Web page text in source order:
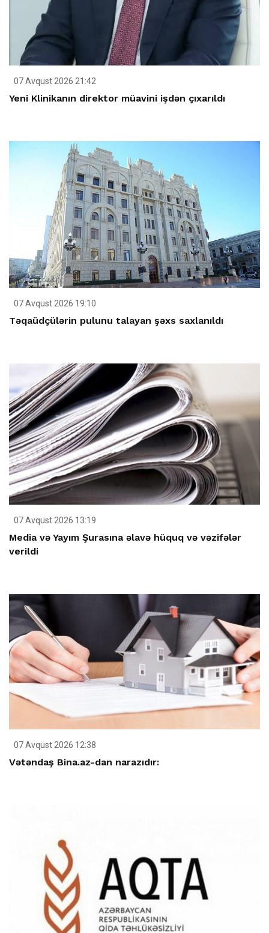
07 Avqust 2026 21:42
Yeni Klinikanın direktor müavini işdən çıxarıldı
07 Avqust 2026 19:10
Təqaüdçülərin pulunu talayan şəxs saxlanıldı
07 Avqust 2026 13:19
Media və Yayım Şurasına əlavə hüquq və vəzifələr
verildi
07 Avqust 2026 12:38
Vətəndaş Bina.az-dan narazıdır: